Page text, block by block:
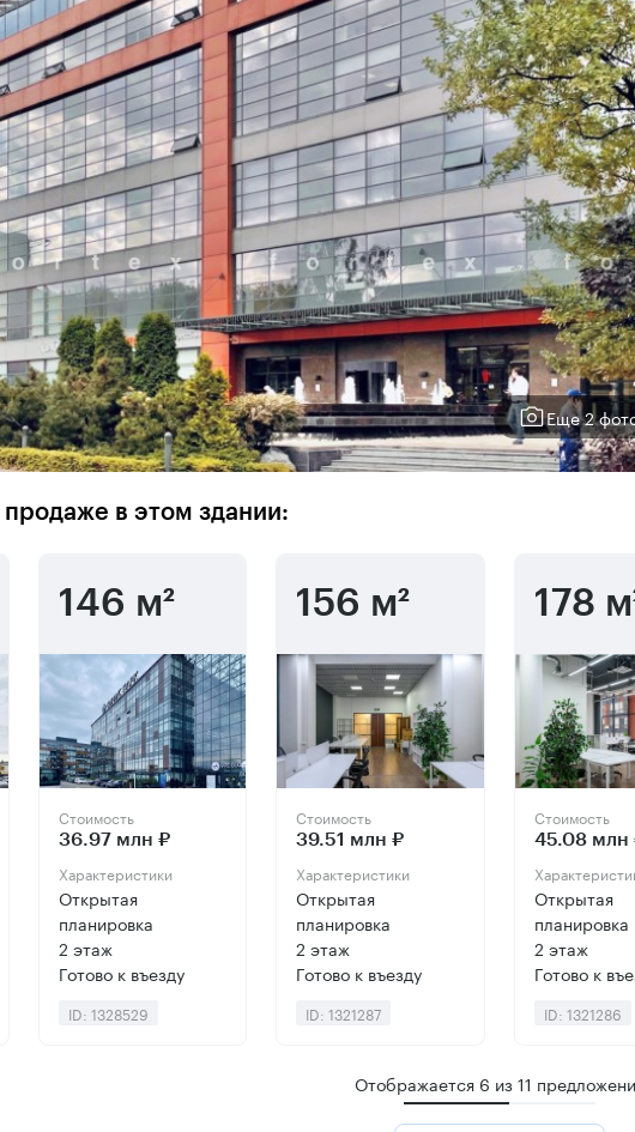
Еще 2
в этом здании:
146 м²
Стоимость
36.97 млн ₽
Характеристики
Открытая
планировка
2 этаж
Готово к въезду
ID: 1328529
156 м²
Стоимость
39.51 млн ₽
Характеристики
Открытая
планировка
2 этаж
Готово к въезду
ID: 1321287
178
Стоимость
45.08 млн
Открытая
планировка
2 этаж
Готово к
ID: 1321286
Отображается 6 из11